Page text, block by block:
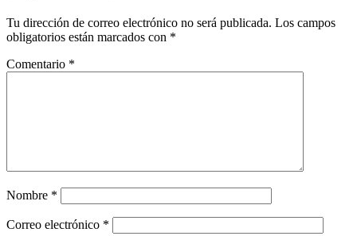
Tu dirección de correo electrónico no será publicada. Los campos
obligatorios están marcados con *
Comentario *
Nombre *
Correo electrónico *